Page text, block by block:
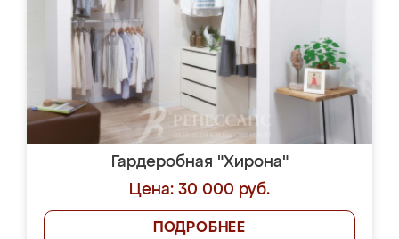
Гардеробная "Хирона"
Цена: 30 000 руб.
ПОДРОБНЕЕ